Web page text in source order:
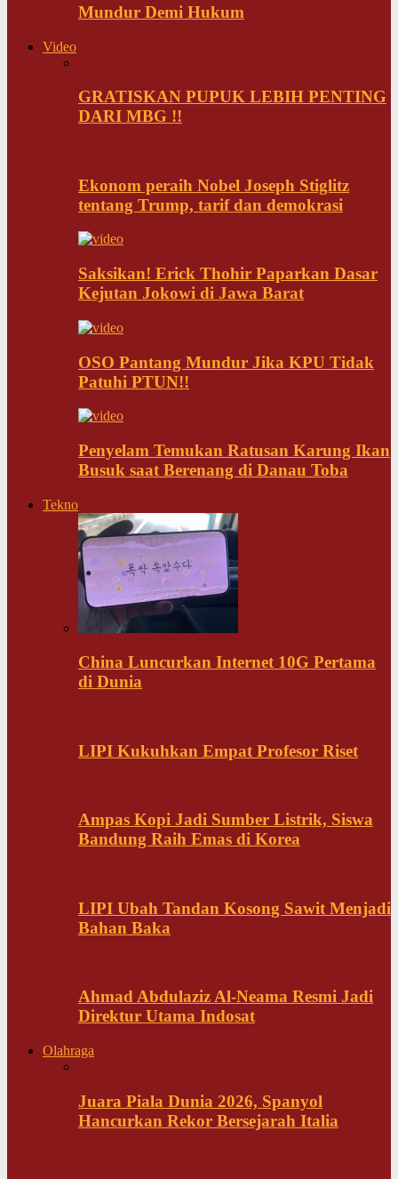
Mundur Demi Hukum
Video
GRATISKAN PUPUK LEBIH PENTING
DARI MBG !!
Ekonom peraih Nobel Joseph Stiglitz
tentang Trump, tarif dan demokrasi
Saksikan! Erick Thohir Paparkan Dasar
Kejutan Jokowi di Jawa Barat
OSO Pantang Mundur Jika KPU Tidak
Patuhi PTUN!!
Penyelam Temukan Ratusan Karung Ikan
Busuk saat Berenang di Danau Toba
Tekno
China Luncurkan Internet 10G Pertama
di Dunia
LIPI Kukuhkan Empat Profesor Riset
Ampas Kopi Jadi Sumber Listrik, Siswa
Bandung Raih Emas di Korea
LIPI Ubah Tandan Kosong Sawit Menjadi
Bahan Baka
Ahmad Abdulaziz Al-Neama Resmi Jadi
Direktur Utama Indosat
Olahraga
Juara Piala Dunia 2026, Spanyol
Hancurkan Rekor Bersejarah Italia